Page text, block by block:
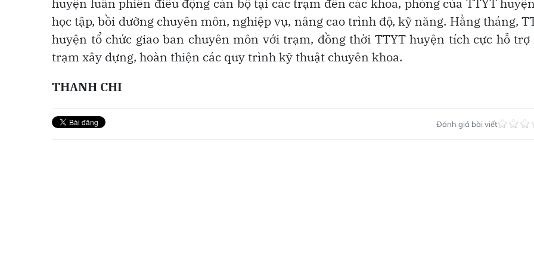
học tập, bồi dưỡng chuyên môn, nghiệp vụ, nâng cao trình độ, kỹ năng. Hằng tháng,
huyện tổ chức giao ban chuyên môn với trạm, đồng thời TTYT huyện tích cực hỗ trợ
trạm xây dựng, hoàn thiện các quy trình kỹ thuật chuyên khoa.
THANH CHI
Đánh giá bài viết